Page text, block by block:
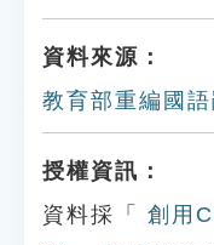
資料來源：
教育部重編國
授權資訊：
資料採「
創用